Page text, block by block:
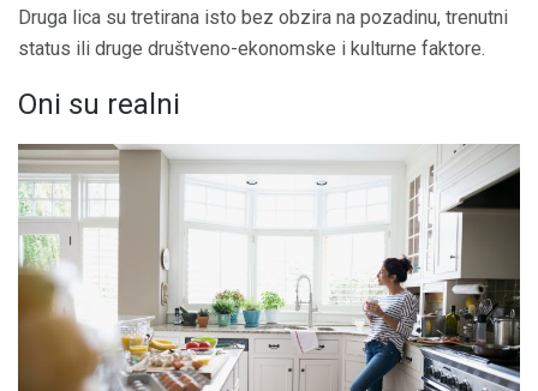
Druga lica su tretirana isto bez obzira na pozadinu, trenutni
status ili druge društveno-ekonomske i kulturne faktore.
Oni su realni